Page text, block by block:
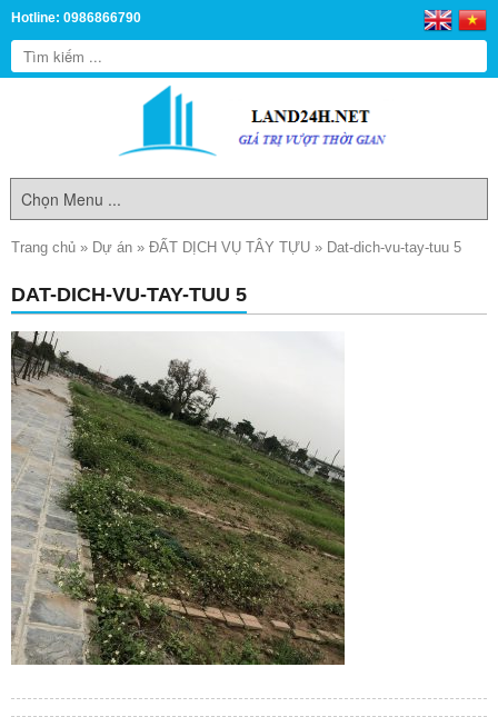
Hotline: 0986866790
Trang chủ » Dự án » ĐẤT DỊCH VỤ TÂY TỰU » Dat-dich-vu-tay-tuu 5
DAT-DICH-VU-TAY-TUU 5